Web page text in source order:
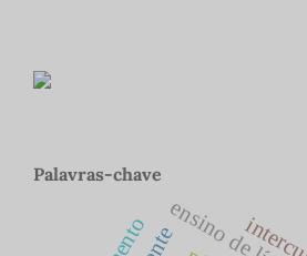
Palavras-chave